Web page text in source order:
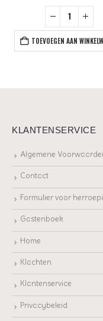
TOEVOEGEN AAN
KLANTENSERVICE
Algemene
Contact
Formulier voor
Gastenboek
Home
Klachten
Klantenservice
Privacybeleid